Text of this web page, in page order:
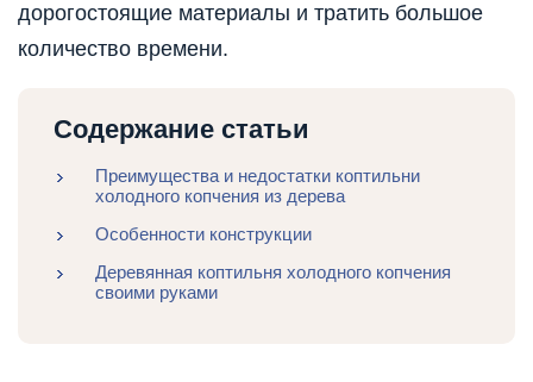
дорогостоящие материалы и тратить большое
количество времени.
Содержание статьи
Преимущества и недостатки коптильни
холодного копчения из дерева
Особенности конструкции
Деревянная коптильня холодного копчения
своими руками